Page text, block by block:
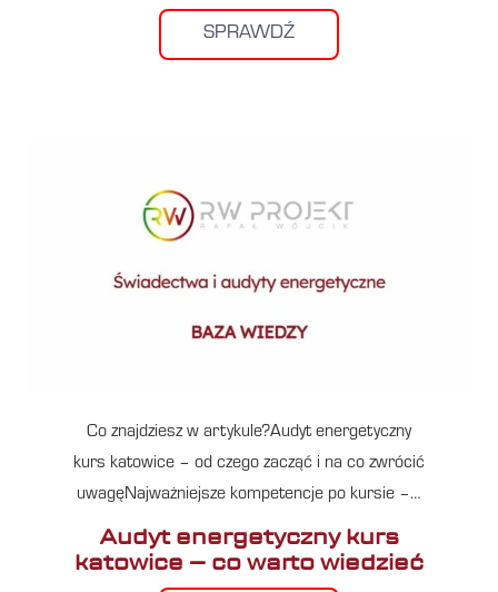
SPRAWDŹ
Co znajdziesz w artykule?Audyt energetyczny
kurs katowice – od czego zacząć i na co zwrócić
uwagęNajważniejsze kompetencje po kursie –…
Audyt energetyczny kurs
katowice – co warto wiedzieć